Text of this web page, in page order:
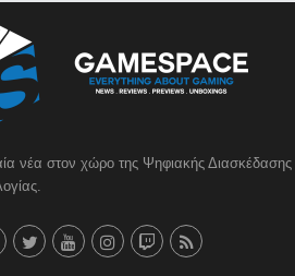
νέα στον χώρο της Ψηφιακής Διασκέδασης